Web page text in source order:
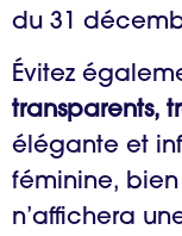
du 31
Évitez
transparents,
élégante et
féminine,
n’affichera